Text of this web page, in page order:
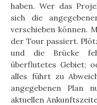
haben. Wer das
sich die
verschieben können.
der Tour passiert.
und die Brücke
überflutetes Gebiet;
alles führt zu
angegebenen Plan
aktuellen